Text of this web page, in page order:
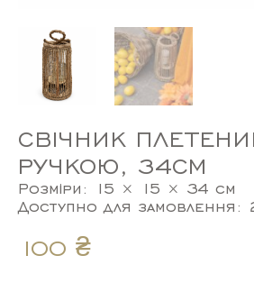
СВІЧНИК
РУЧКОЮ, 34СМ
Розміри: 15 × 15 × 34 см
Доступно для замовлення:
100 ₴